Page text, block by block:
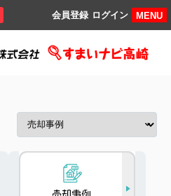
MENU
ログイン
会員登録